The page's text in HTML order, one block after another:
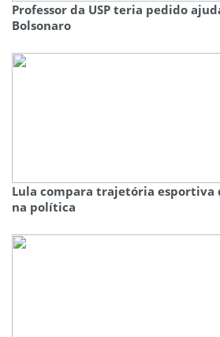
Professor da USP teria pedido
Bolsonaro
Lula compara trajetória esportiva
na política